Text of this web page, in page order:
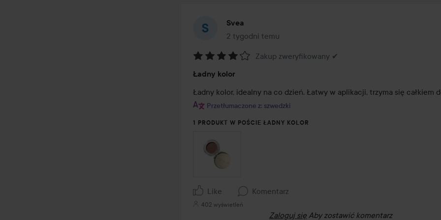
Svea
2 tygodni temu
Post został utworzony 2 tygodni temu
4
z
5
Zakup zweryfikowany ✔
Ładny kolor
Ładny kolor, idealny na co dzień. Łatwy w aplikacji, trzyma się całkiem
Przetłumaczone z: szwedzki
1 PRODUKT W POŚCIE ŁADNY KOLOR
Like Komentarz
402 wyświetleń
Zaloguj się Aby zostawić komentarz